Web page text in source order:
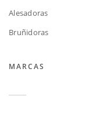
Alesadoras
Bruñidoras
MARCAS